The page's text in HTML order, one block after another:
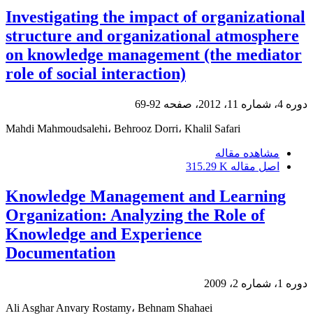
Investigating the impact of organizational
structure and organizational atmosphere
on knowledge management (the mediator
role of social interaction)
دوره 4، شماره 11، 2012، صفحه 92-69
Mahdi Mahmoudsalehi، Behrooz Dorri، Khalil Safari
مشاهده مقاله
اصل مقاله 315.29 K
Knowledge Management and Learning
Organization: Analyzing the Role of
Knowledge and Experience
Documentation
دوره 1، شماره 2، 2009
Ali Asghar Anvary Rostamy، Behnam Shahaei